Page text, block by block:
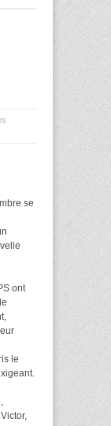
se
ont
le